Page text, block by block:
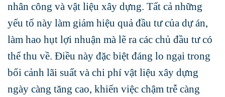
nhân công và vật liệu xây dựng. Tất cả những
yếu tố này làm giảm hiệu quả đầu tư của dự án,
làm hao hụt lợi nhuận mà lẽ ra các chủ đầu tư có
thể thu về. Điều này đặc biệt đáng lo ngại trong
bối cảnh lãi suất và chi phí vật liệu xây dựng
ngày càng tăng cao, khiến việc chậm trễ càng